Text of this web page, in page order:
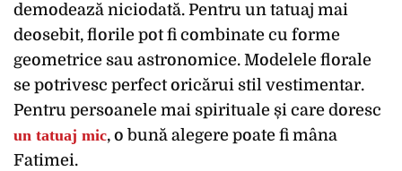
demodează niciodată. Pentru un tatuaj mai
deosebit, florile pot fi combinate cu forme
geometrice sau astronomice. Modelele florale
se potrivesc perfect oricărui stil vestimentar.
Pentru persoanele mai spirituale și care doresc
un tatuaj mic, o bună alegere poate fi mâna
Fatimei.